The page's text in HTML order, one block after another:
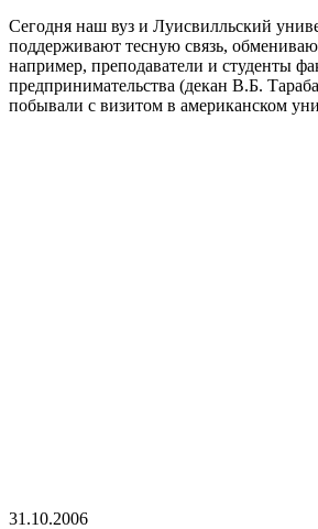
Сегодня наш вуз и Луисвилльский
поддерживают тесную связь,
например, преподаватели и студенты
предпринимательства (декан В.Б.
побывали с визитом в американском
31.10.2006